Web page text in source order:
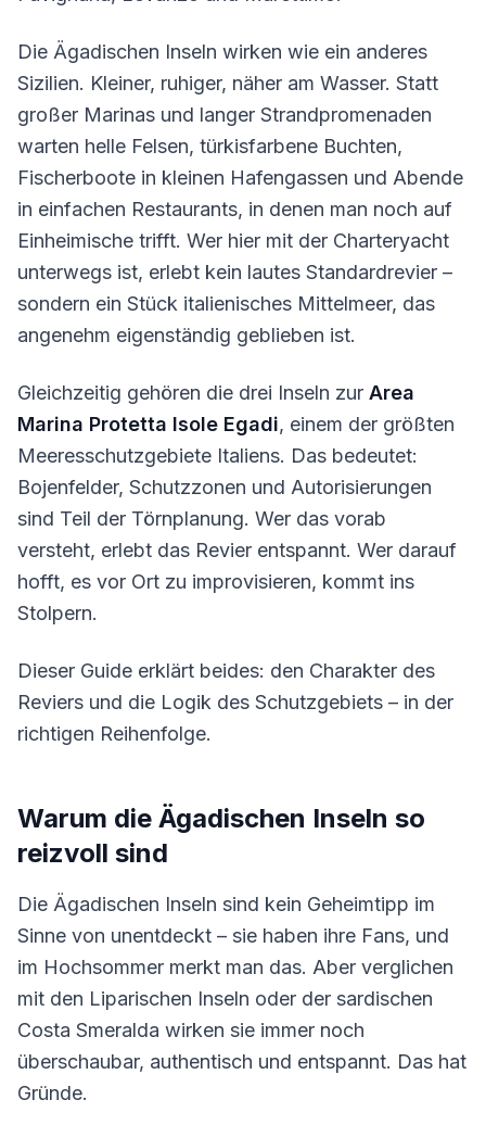
Die Ägadischen Inseln wirken wie ein anderes
Sizilien. Kleiner, ruhiger, näher am Wasser. Statt
großer Marinas und langer Strandpromenaden
warten helle Felsen, türkisfarbene Buchten,
Fischerboote in kleinen Hafengassen und Abende
in einfachen Restaurants, in denen man noch auf
Einheimische trifft. Wer hier mit der Charteryacht
unterwegs ist, erlebt kein lautes Standardrevier –
sondern ein Stück italienisches Mittelmeer, das
angenehm eigenständig geblieben ist.
Gleichzeitig gehören die drei Inseln zur Area
Marina Protetta Isole Egadi, einem der größten
Meeresschutzgebiete Italiens. Das bedeutet:
Bojenfelder, Schutzzonen und Autorisierungen
sind Teil der Törnplanung. Wer das vorab
versteht, erlebt das Revier entspannt. Wer darauf
hofft, es vor Ort zu improvisieren, kommt ins
Stolpern.
Dieser Guide erklärt beides: den Charakter des
Reviers und die Logik des Schutzgebiets – in der
richtigen Reihenfolge.
Warum die Ägadischen Inseln so
reizvoll sind
Die Ägadischen Inseln sind kein Geheimtipp im
Sinne von unentdeckt – sie haben ihre Fans, und
im Hochsommer merkt man das. Aber verglichen
mit den Liparischen Inseln oder der sardischen
Costa Smeralda wirken sie immer noch
überschaubar, authentisch und entspannt. Das hat
Gründe.